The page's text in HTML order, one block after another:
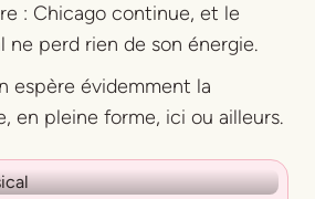
: Chicago continue, et le
ne perd rien de son énergie.
espère évidemment la
en pleine forme, ici ou ailleurs.